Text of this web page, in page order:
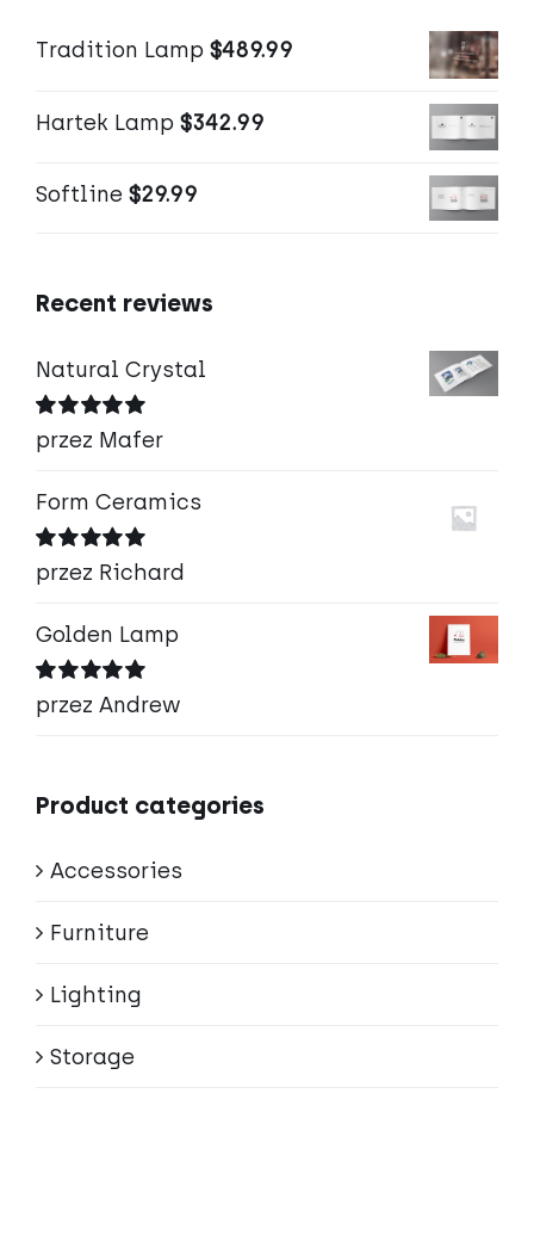
Tradition Lamp $489.99
Hartek Lamp $342.99
Softline $29.99
Recent reviews
Natural Crystal
Oceniono5
na 5
przez Mafer
Form Ceramics
Oceniono5
na 5
przez Richard
Golden Lamp
Oceniono5
na 5
przez Andrew
Product categories
Accessories
Furniture
Lighting
Storage